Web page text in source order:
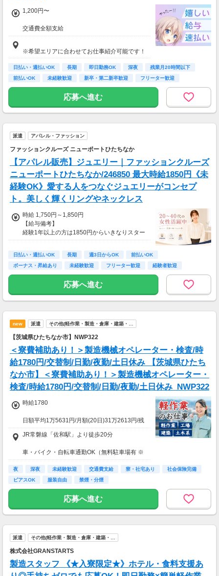
1,200円〜
交通費全額支給
速払い制度有
※希望エリアに合わせてお仕事紹介可能です！
日払い・週払いOK 長期 即日勤務OK 深夜
残業月20時間以下
前払いOK
未経験歓迎 新卒・第二新卒歓迎 フリーター歓迎
応募へ進む
派遣 アパレル・ファッション
ファッションクルーズ ニューポートひたちなか
【アパレル販売】ジュエリー｜ファッションクルーズ
ニューポートひたちなか/246850 最大時給1850円《未
経験OK》愛する人をつなぐジュエリーがコンセプ
ト。美しく輝くリングやネックレス
時給 1,750円～1,850円
【給与備考】
経験1年以上の方は1850円からいきなりスター
ト！経験1年未満の方も就業1年後には必ず185
◆月収例
29万4千円～31万円＋残業手当
【前払い制度あり】
6割のスタッフが利用中！働いた給料の一部を
最短即時支払い。
利用料・振込手数料はすべて無料。
日払い・週払いOK 長期 週3日からOK
前払いOK
ボーナス・昇給あり
未経験歓迎 フリーター歓迎
経験者歓迎
女性活躍中
応募へ進む
new 派遣 その他(軽作業・製造・倉庫・建築・…
【茨城県ひたちなか市】NWP322
＜寮費補助あり！＞製造機械オペレーター・検査/時
給1780円/交替制/日勤/夜勤/土日休み 【茨城県ひたち
なか市】＜寮費補助あり！＞製造機械オペレーター・
検査/時給1780円/交替制/日勤/夜勤/土日休み_NWP322
時給1780
日額平均1万5631円/月額(20日)31万2613円/残
込(20h)35万7113円
※18歳以上
の方は卒業後に派遣登録が可能です。）
JR常磐線「佐和駅」より徒歩20分
車・バイク・自転車通勤OK（無料駐車場有 ※
敷地外徒歩7分）
夜 深夜 未経験歓迎 交通費支給 寮・社宅あり
社会保険完備
ピアスOK
服装自由 禁煙・分煙
応募へ進む
派遣 その他(軽作業・製造・倉庫・建築・…
株式会社GRANSTARTS
製造スタッフ 《★入寮限定★》ホテル・食料支援あ